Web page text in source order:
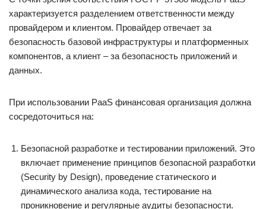
характеризуется разделением ответственности между
провайдером и клиентом. Провайдер отвечает за
безопасность базовой инфраструктуры и платформенных
компонентов, а клиент – за безопасность приложений и
данных.
При использовании PaaS финансовая организация должна
сосредоточиться на:
Безопасной разработке и тестировании приложений. Это
включает применение принципов безопасной разработки
(Security by Design), проведение статического и
динамического анализа кода, тестирование на
проникновение и регулярные аудиты безопасности.